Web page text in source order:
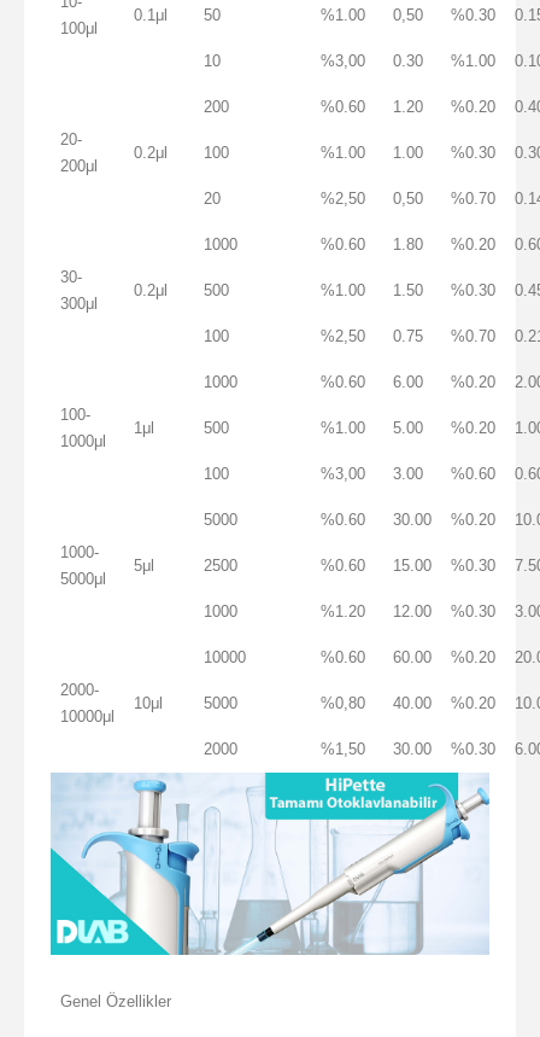
100μl
0.1μl 50 %1.00 0,50 %0.30
10 %3,00 0.30 %1.00
20-
200μl
0.2μl
200 %0.60 1.20 %0.20
100 %1.00 1.00 %0.30
20 %2,50 0,50 %0.70
30-
300μl
0.2μl
1000 %0.60 1.80 %0.20
500 %1.00 1.50 %0.30
100 %2,50 0.75 %0.70
100-
1000μl
1μl
1000 %0.60 6.00 %0.20
500 %1.00 5.00 %0.20
100 %3,00 3.00 %0.60
1000-
5000μl
5μl
5000 %0.60 30.00 %0.20
2500 %0.60 15.00 %0.30
1000 %1.20 12.00 %0.30
2000-
10000μl
10μl
10000 %0.60 60.00 %0.20
5000 %0,80 40.00 %0.20
2000 %1,50 30.00 %0.30
Genel Özellikler